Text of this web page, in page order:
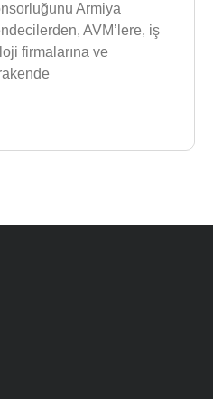
Armiya
AVM’lere, iş
firmalarına ve